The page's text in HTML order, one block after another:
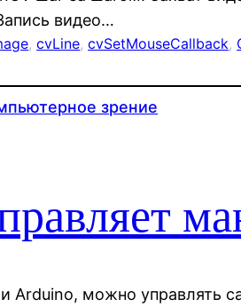
видео…
, cvLine, cvSetMouseCallback,
зрение
Arduino, можно управлять